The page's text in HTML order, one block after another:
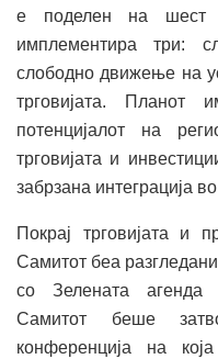
е поделен на
имплементира три:
слободно движење на
трговијата.
потенцијалот на
трговијата и
забрзана интеграција
Покрај трговијата и
Самитот беа
со Зелената агенда
Самитот беше
конференција на